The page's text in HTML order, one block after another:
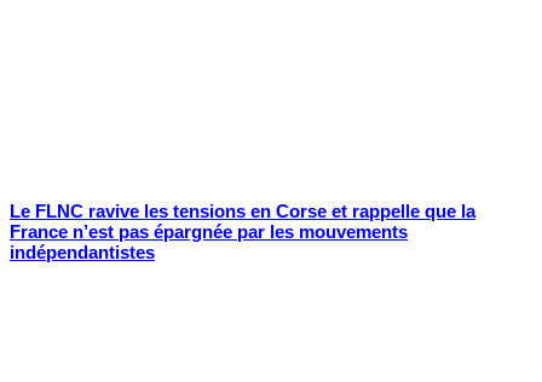
Le FLNC ravive les tensions en Corse et rappelle que la
France n’est pas épargnée par les mouvements
indépendantistes